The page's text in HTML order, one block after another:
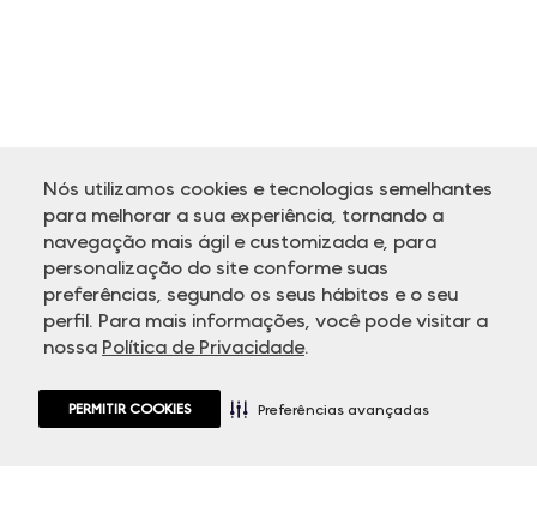
Nós utilizamos cookies e tecnologias semelhantes
para melhorar a sua experiência, tornando a
navegação mais ágil e customizada e, para
personalização do site conforme suas
preferências, segundo os seus hábitos e o seu
perfil. Para mais informações, você pode visitar a
nossa Política de Privacidade.
PERMITIR COOKIES Preferências avançadas